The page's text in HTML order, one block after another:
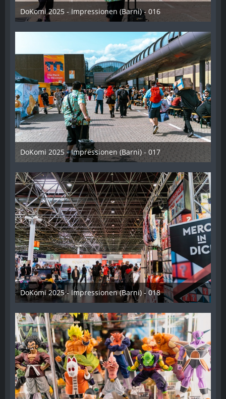
DoKomi 2025 - Impressionen (Barni) - 016
16. Juli 2025
DoKomi 2025 - Impressionen (Barni) - 017
16. Juli 2025
DoKomi 2025 - Impressionen (Barni) - 018
16. Juli 2025